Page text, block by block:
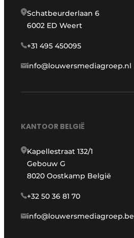
Schatbeurderlaan 6
6002 ED Weert
+31 495 450095
info@louwersmediagroep.nl
KANTOOR BELGIË
Kapellestraat 132/1
Gebouw G
8020 Oostkamp België
+32 50 36 81 70
info@louwersmediagroep.be